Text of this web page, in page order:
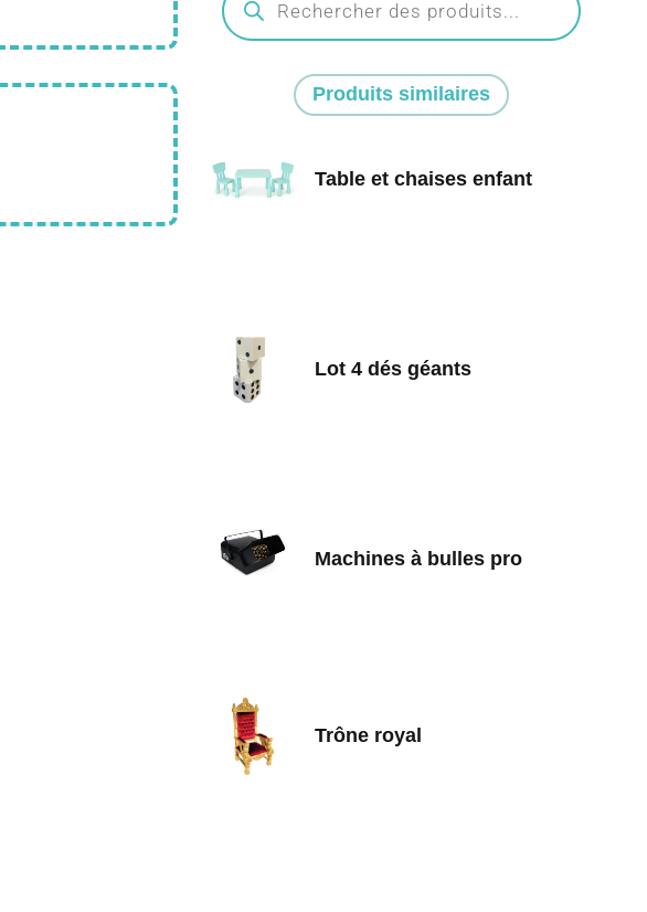
Produits similaires
Table et chaises enfant
Lot 4 dés géants
Machines à bulles pro
Trône royal